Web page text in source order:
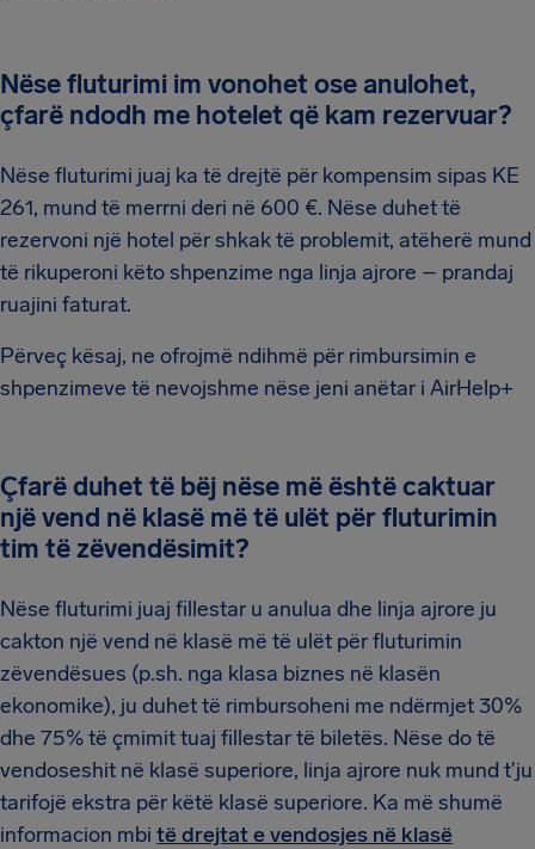
Nëse fluturimi im vonohet ose anulohet,
çfarë ndodh me hotelet që kam rezervuar?
Nëse fluturimi juaj ka të drejtë për kompensim sipas KE
261, mund të merrni deri në 600 €. Nëse duhet të
rezervoni një hotel për shkak të problemit, atëherë mund
të rikuperoni këto shpenzime nga linja ajrore – prandaj
ruajini faturat.
Përveç kësaj, ne ofrojmë ndihmë për rimbursimin e
shpenzimeve të nevojshme nëse jeni anëtar i AirHelp+
Çfarë duhet të bëj nëse më është caktuar
një vend në klasë më të ulët për fluturimin
tim të zëvendësimit?
Nëse fluturimi juaj fillestar u anulua dhe linja ajrore ju
cakton një vend në klasë më të ulët për fluturimin
zëvendësues (p.sh. nga klasa biznes në klasën
ekonomike), ju duhet të rimbursoheni me ndërmjet 30%
dhe 75% të çmimit tuaj fillestar të biletës. Nëse do të
vendoseshit në klasë superiore, linja ajrore nuk mund t'ju
tarifojë ekstra për këtë klasë superiore. Ka më shumë
informacion mbi të drejtat e vendosjes në klasë